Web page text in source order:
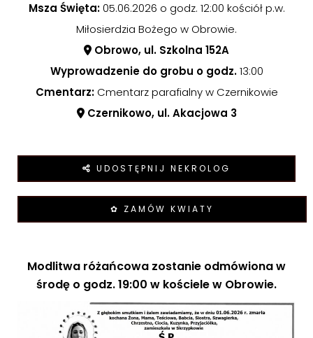
Msza Święta:05.06.2026 o godz. 12:00 kościół p.w.
Miłosierdzia Bożego w Obrowie.
Obrowo, ul. Szkolna 152A
Wyprowadzenie do grobu o godz.13:00
Cmentarz:Cmentarz parafialny w Czernikowie
Czernikowo, ul. Akacjowa 3
UDOSTĘPNIJ NEKROLOG
✿ ZAMÓW KWIATY
Modlitwa różańcowa zostanie odmówiona w
środę o godz. 19:00 w kościele w Obrowie.